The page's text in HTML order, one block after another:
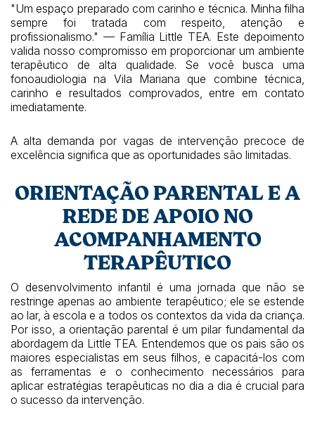
"Um espaço preparado com carinho e técnica. Minha filha
sempre foi tratada com respeito, atenção e
profissionalismo." — Família Little TEA. Este depoimento
valida nosso compromisso em proporcionar um ambiente
terapêutico de alta qualidade. Se você busca uma
fonoaudiologia na Vila Mariana que combine técnica,
carinho e resultados comprovados, entre em contato
imediatamente.
A alta demanda por vagas de intervenção precoce de
excelência significa que as oportunidades são limitadas.
ORIENTAÇÃO PARENTAL E A
REDE DE APOIO NO
ACOMPANHAMENTO
TERAPÊUTICO
O desenvolvimento infantil é uma jornada que não se
restringe apenas ao ambiente terapêutico; ele se estende
ao lar, à escola e a todos os contextos da vida da criança.
Por isso, a orientação parental é um pilar fundamental da
abordagem da Little TEA. Entendemos que os pais são os
maiores especialistas em seus filhos, e capacitá-los com
as ferramentas e o conhecimento necessários para
aplicar estratégias terapêuticas no dia a dia é crucial para
o sucesso da intervenção.